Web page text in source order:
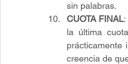
sin palabras.
CUOTA FINAL:
la última
prácticamente
creencia de